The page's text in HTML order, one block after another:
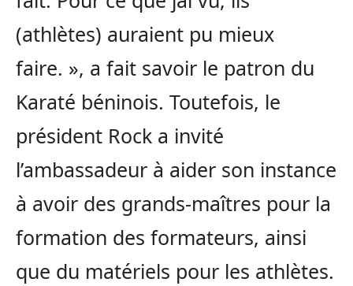
(athlètes) auraient pu mieux
faire. », a fait savoir le patron du
Karaté béninois. Toutefois, le
président Rock a invité
l’ambassadeur à aider son instance
à avoir des grands-maîtres pour la
formation des formateurs, ainsi
que du matériels pour les athlètes.